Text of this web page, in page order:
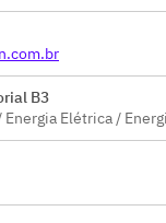
B3
Elétrica /